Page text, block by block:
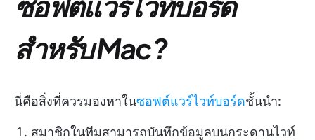
สำหรับ Mac?
นี่คือสิ่งที่ควรมองหาในซอฟต์แวร์ไวท์บอร์ดชั้นนำ:
สมาชิกในทีมสามารถบันทึกข้อมูลบนกระดานไวท์